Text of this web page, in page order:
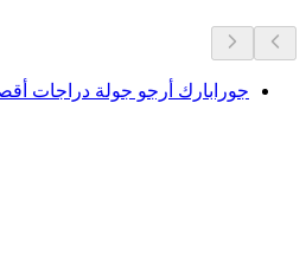
جورابارك أرجو جولة دراجات